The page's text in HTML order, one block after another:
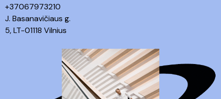
+37067973210
J. Basanavičiaus g.
5, LT-01118 Vilnius